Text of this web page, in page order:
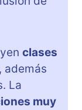
clases
, además
La
muy